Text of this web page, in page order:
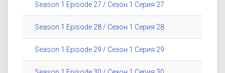
Season 1 Episode 27 / Сезон 1 Серия 27
Season 1 Episode 28 / Сезон 1 Серия 28
Season 1 Episode 29 / Сезон 1 Серия 29